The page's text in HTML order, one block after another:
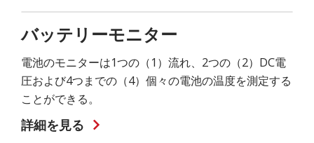
バッテリーモニター
電池のモニターは1つの（1）流れ、2つの（2）DC電
圧および4つまでの（4）個々の電池の温度を測定する
ことができる。
詳細を見る